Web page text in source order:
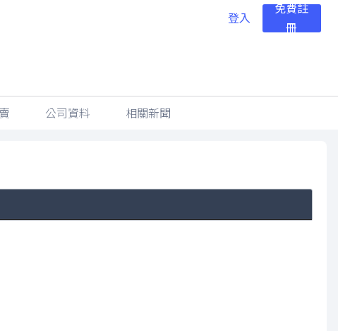
登入
免費註
冊
公司資料 相關新聞